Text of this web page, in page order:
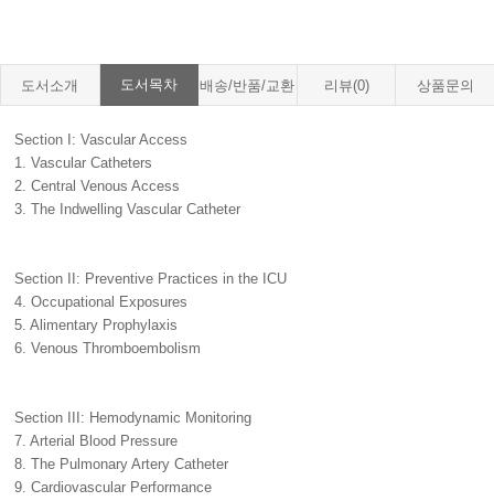
도서소개 도서목차 배송/반품/교환 리뷰(0) 상품문의
Section I: Vascular Access
1. Vascular Catheters
2. Central Venous Access
3. The Indwelling Vascular Catheter
Section II: Preventive Practices in the ICU
4. Occupational Exposures
5. Alimentary Prophylaxis
6. Venous Thromboembolism
Section III: Hemodynamic Monitoring
7. Arterial Blood Pressure
8. The Pulmonary Artery Catheter
9. Cardiovascular Performance